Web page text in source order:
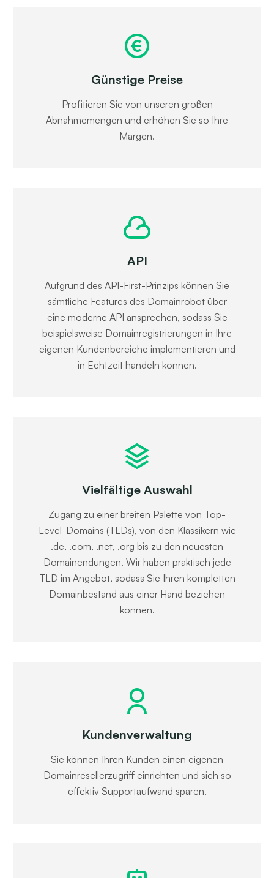
Günstige Preise
Profitieren Sie von unseren großen
Abnahmemengen und erhöhen Sie so Ihre
Margen.
API
Aufgrund des API-First-Prinzips können Sie
sämtliche Features des Domainrobot über
eine moderne API ansprechen, sodass Sie
beispielsweise Domainregistrierungen in Ihre
eigenen Kundenbereiche implementieren und
in Echtzeit handeln können.
Vielfältige Auswahl
Zugang zu einer breiten Palette von Top-
Level-Domains (TLDs), von den Klassikern wie
.de, .com, .net, .org bis zu den neuesten
Domainendungen. Wir haben praktisch jede
TLD im Angebot, sodass Sie Ihren kompletten
Domainbestand aus einer Hand beziehen
können.
Kundenverwaltung
Sie können Ihren Kunden einen eigenen
Domainresellerzugriff einrichten und sich so
effektiv Supportaufwand sparen.